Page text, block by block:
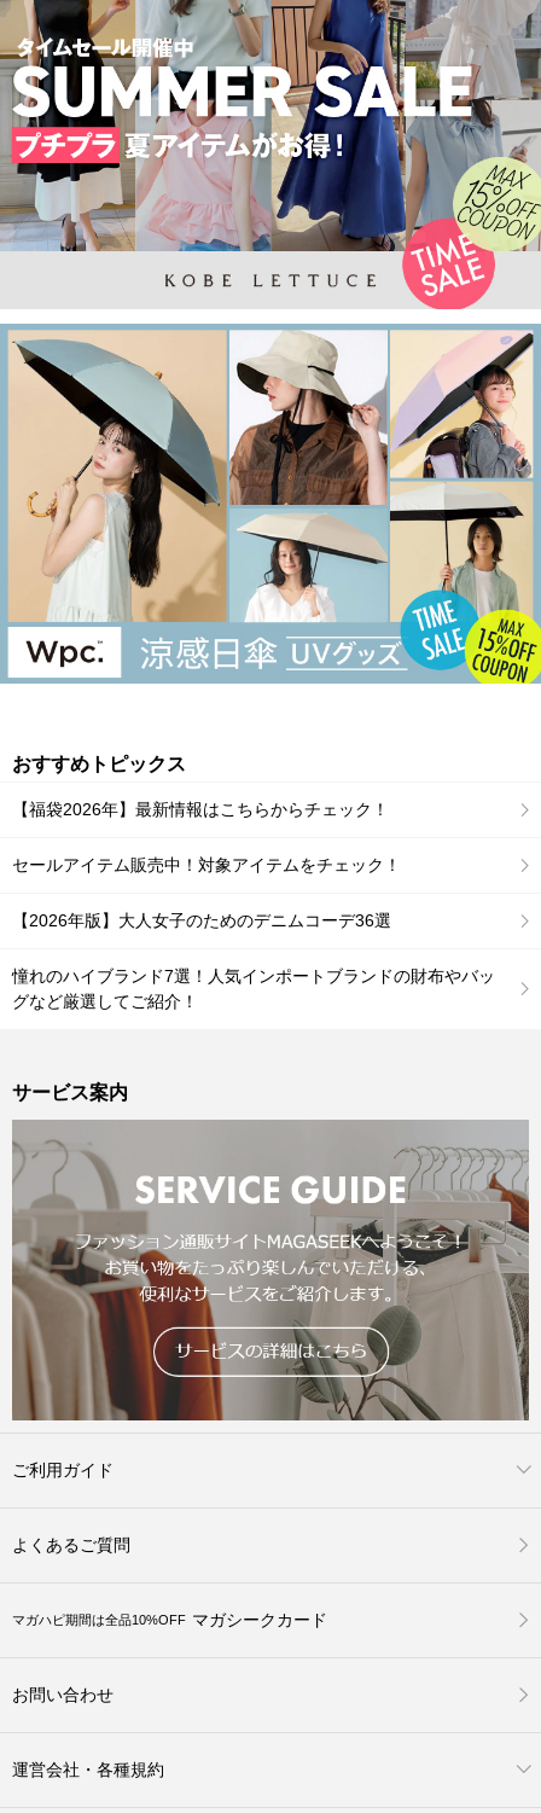
おすすめトピックス
【福袋2026年】最新情報はこちらからチェック！
セールアイテム販売中！対象アイテムをチェック！
【2026年版】大人女子のためのデニムコーデ36選
憧れのハイブランド7選！人気インポートブランドの財布やバッ
グなど厳選してご紹介！
サービス案内
ご利用ガイド
よくあるご質問
マガハピ期間は全品10%OFF マガシークカード
お問い合わせ
運営会社・各種規約